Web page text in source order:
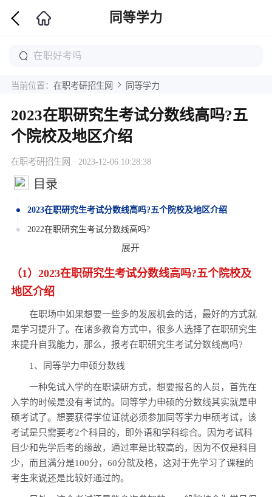
同等学力
当前位置： 在职考研招生网 同等学力
2023在职研究生考试分数线高吗?五
个院校及地区介绍
在职考研招生网 · 2023-12-06 10:28:38
目录
2023在职研究生考试分数线高吗?五个院校及地区介绍
2022在职研究生考试分数线高吗?
浙江大学在职研究生全国联考初试的分数线高不高复试有分数
2022年在职研究生考试分数线高吗？
海南在职研究生考试分数线高吗？
海南在职研究生考试的分数线高吗？
中山大学在职研究生考试分数线高吗？
展开
（1）2023在职研究生考试分数线高吗?五个院校及
地区介绍
在职场中如果想要一些多的发展机会的话，最好的方式就
是学习提升了。在诸多教育方式中，很多人选择了在职研究生
来提升自我能力，那么，报考在职研究生考试分数线高吗?
1、同等学力申硕分数线
一种免试入学的在职读研方式，想要报名的人员，首先在
入学的时候是没有考试的。同等学力申硕的分数线其实就是申
硕考试了。想要获得学位证就必须参加同等学力申硕考试，该
考试是只需要考2个科目的，即外语和学科综合。因为考试科
目少和先学后考的缘故，通过率是比较高的，因为不仅是科目
少，而且满分是100分，60分就及格，这对于先学习了课程的
考生来说还是比较好通过的。